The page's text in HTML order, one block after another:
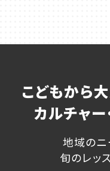
こどもから
カルチャ
地域のニ
旬のレッ